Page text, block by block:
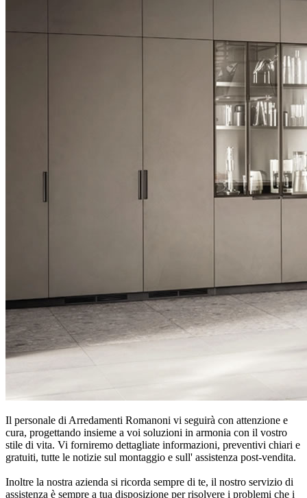
Il personale di Arredamenti Romanoni vi seguirà con attenzione e
cura, progettando insieme a voi soluzioni in armonia con il vostro
stile di vita. Vi forniremo dettagliate informazioni, preventivi chiari e
gratuiti, tutte le notizie sul montaggio e sull' assistenza post-vendita.
Inoltre la nostra azienda si ricorda sempre di te, il nostro servizio di
assistenza è sempre a tua disposizione per risolvere i problemi che i